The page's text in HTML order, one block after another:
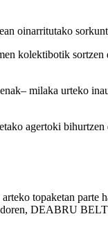
oinarritutako
kolektibotik sortzen
milaka urteko
agertoki bihurtzen
topaketan
DEABRU